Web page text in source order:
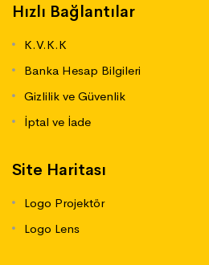
Hızlı Bağlantılar
K.V.K.K
Banka Hesap Bilgileri
Gizlilik ve Güvenlik
İptal ve İade
Site Haritası
Logo Projektör
Logo Lens